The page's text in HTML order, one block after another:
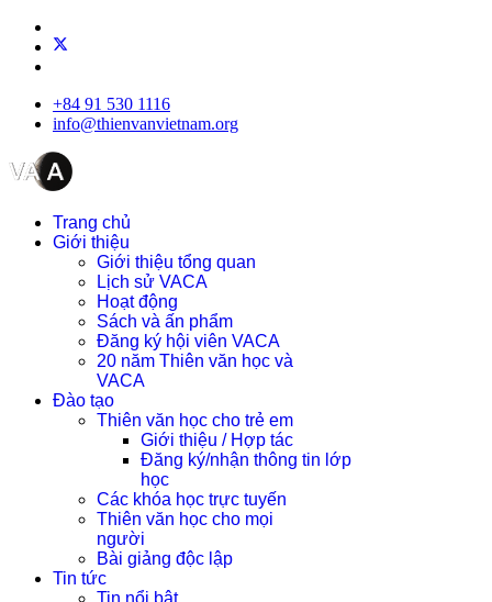
+84 91 530 1116
info@thienvanvietnam.org
Trang chủ
Giới thiệu
Giới thiệu tổng quan
Lịch sử VACA
Hoạt động
Sách và ấn phẩm
Đăng ký hội viên VACA
20 năm Thiên văn học và
VACA
Đào tạo
Thiên văn học cho trẻ em
Giới thiệu / Hợp tác
Đăng ký/nhận thông tin lớp
học
Các khóa học trực tuyến
Thiên văn học cho mọi
người
Bài giảng độc lập
Tin tức
Tin nổi bật